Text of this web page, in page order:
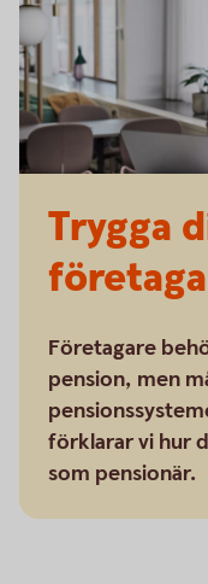
Trygga
Företagare
pension, men
förklarar vi hur
som pensionär.